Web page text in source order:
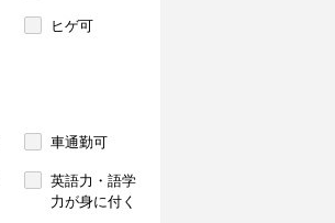
ヒゲ可
車通勤可
英語力・語学
力が身に付く